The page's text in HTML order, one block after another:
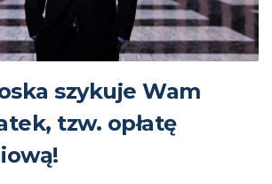
szykuje Wam
tzw. opłatę